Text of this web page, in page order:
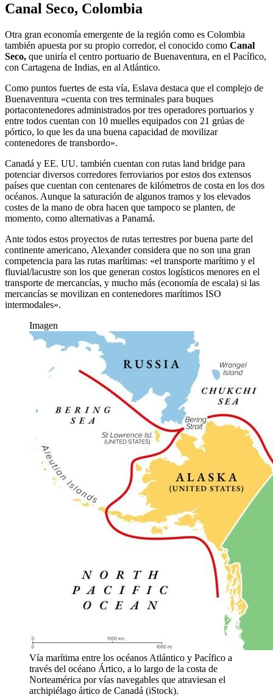
Canal Seco, Colombia
Otra gran economía emergente de la región como es Colombia
también apuesta por su propio corredor, el conocido como Canal
Seco, que uniría el centro portuario de Buenaventura, en el Pacífico,
con Cartagena de Indias, en al Atlántico.
Como puntos fuertes de esta vía, Eslava destaca que el complejo de
Buenaventura «cuenta con tres terminales para buques
portacontenedores administrados por tres operadores portuarios y
entre todos cuentan con 10 muelles equipados con 21 grúas de
pórtico, lo que les da una buena capacidad de movilizar
contenedores de transbordo».
Canadá y EE. UU. también cuentan con rutas land bridge para
potenciar diversos corredores ferroviarios por estos dos extensos
países que cuentan con centenares de kilómetros de costa en los dos
océanos. Aunque la saturación de algunos tramos y los elevados
costes de la mano de obra hacen que tampoco se planten, de
momento, como alternativas a Panamá.
Ante todos estos proyectos de rutas terrestres por buena parte del
continente americano, Alexander considera que no son una gran
competencia para las rutas marítimas: «el transporte marítimo y el
fluvial/lacustre son los que generan costos logísticos menores en el
transporte de mercancías, y mucho más (economía de escala) si las
mercancías se movilizan en contenedores marítimos ISO
intermodales».
Imagen
Vía marítima entre los océanos Atlántico y Pacífico a
través del océano Ártico, a lo largo de la costa de
Norteamérica por vías navegables que atraviesan el
archipiélago ártico de Canadá (iStock).